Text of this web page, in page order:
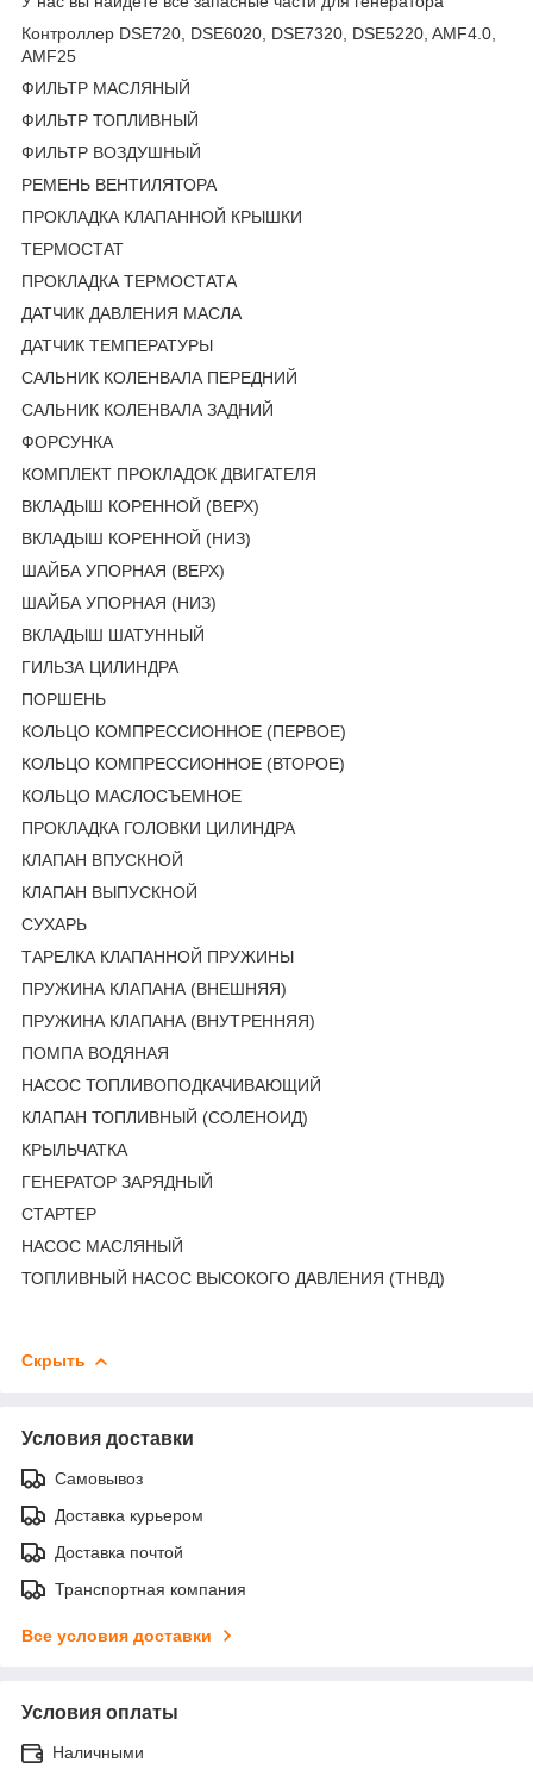
Контроллер DSE720, DSE6020, DSE7320, DSE5220, AMF4.0,
AMF25
ФИЛЬТР МАСЛЯНЫЙ
ФИЛЬТР ТОПЛИВНЫЙ
ФИЛЬТР ВОЗДУШНЫЙ
РЕМЕНЬ ВЕНТИЛЯТОРА
ПРОКЛАДКА КЛАПАННОЙ КРЫШКИ
ТЕРМОСТАТ
ПРОКЛАДКА ТЕРМОСТАТА
ДАТЧИК ДАВЛЕНИЯ МАСЛА
ДАТЧИК ТЕМПЕРАТУРЫ
САЛЬНИК КОЛЕНВАЛА ПЕРЕДНИЙ
САЛЬНИК КОЛЕНВАЛА ЗАДНИЙ
ФОРСУНКА
КОМПЛЕКТ ПРОКЛАДОК ДВИГАТЕЛЯ
ВКЛАДЫШ КОРЕННОЙ (ВЕРХ)
ВКЛАДЫШ КОРЕННОЙ (НИЗ)
ШАЙБА УПОРНАЯ (ВЕРХ)
ШАЙБА УПОРНАЯ (НИЗ)
ВКЛАДЫШ ШАТУННЫЙ
ГИЛЬЗА ЦИЛИНДРА
ПОРШЕНЬ
КОЛЬЦО КОМПРЕССИОННОЕ (ПЕРВОЕ)
КОЛЬЦО КОМПРЕССИОННОЕ (ВТОРОЕ)
КОЛЬЦО МАСЛОСЪЕМНОЕ
ПРОКЛАДКА ГОЛОВКИ ЦИЛИНДРА
КЛАПАН ВПУСКНОЙ
КЛАПАН ВЫПУСКНОЙ
СУХАРЬ
ТАРЕЛКА КЛАПАННОЙ ПРУЖИНЫ
ПРУЖИНА КЛАПАНА (ВНЕШНЯЯ)
ПРУЖИНА КЛАПАНА (ВНУТРЕННЯЯ)
ПОМПА ВОДЯНАЯ
НАСОС ТОПЛИВОПОДКАЧИВАЮЩИЙ
КЛАПАН ТОПЛИВНЫЙ (СОЛЕНОИД)
КРЫЛЬЧАТКА
ГЕНЕРАТОР ЗАРЯДНЫЙ
СТАРТЕР
НАСОС МАСЛЯНЫЙ
ТОПЛИВНЫЙ НАСОС ВЫСОКОГО ДАВЛЕНИЯ (ТНВД)
Скрыть
Условия доставки
Самовывоз
Доставка курьером
Доставка почтой
Транспортная компания
Все условия доставки
Условия оплаты
Наличными